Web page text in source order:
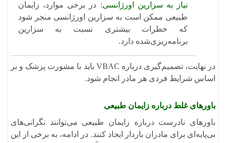
نیاز به سزارین اورژانسی: در برخی موارد، زایمان
طبیعی ممکن است به سزارین اورژانسی منجر شود
که خطرات بیشتری نسبت به سزارین
برنامه‌ریزی‌شده دارد.
در نهایت، تصمیم‌گیری درباره VBAC باید با مشورت پزشک و بر
اساس شرایط فردی هر مادر انجام شود.
باورهای غلط درباره زایمان طبیعی
باورهای نادرست درباره زایمان طبیعی می‌توانند نگرانی‌های
بی‌پایه‌ای برای مادران باردار ایجاد کنند. در ادامه، به برخی از این